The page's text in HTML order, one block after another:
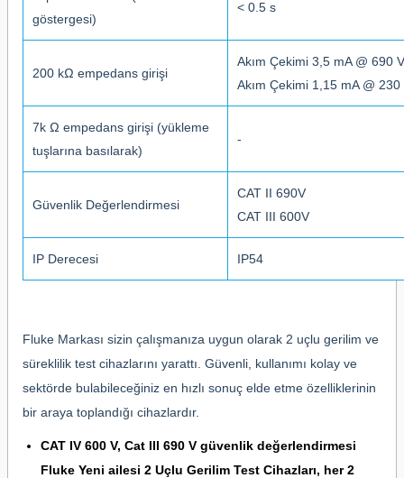
göstergesi)
< 0.5 s
200 kΩ empedans girişi
Akım Çekimi 3,5 mA @ 690 V
Akım Çekimi 1,15 mA @ 230
7k Ω empedans girişi (yükleme
tuşlarına basılarak)
-
Güvenlik Değerlendirmesi
CAT II 690V
CAT III 600V
IP Derecesi IP54
Fluke Markası sizin çalışmanıza uygun olarak 2 uçlu gerilim ve
süreklilik test cihazlarını yarattı. Güvenli, kullanımı kolay ve
sektörde bulabileceğiniz en hızlı sonuç elde etme özelliklerinin
bir araya toplandığı cihazlardır.
CAT IV 600 V, Cat III 690 V güvenlik değerlendirmesi
Fluke Yeni ailesi 2 Uçlu Gerilim Test Cihazları, her 2